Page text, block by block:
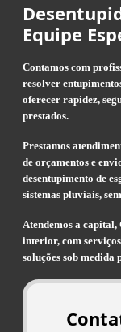
Equipe
Contamos com
resolver
oferecer rapidez,
prestados.
Prestamos
de orçamentos e
desentupimento de
sistemas pluviais,
Atendemos a capital,
interior, com
soluções sob medida